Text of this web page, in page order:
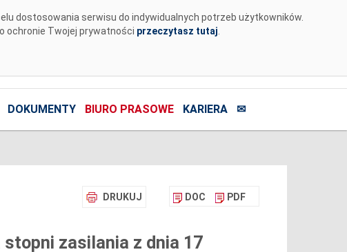
dostosowania serwisu do indywidualnych potrzeb użytkowników.
ochronie Twojej prywatności przeczytasz tutaj
DOKUMENTY BIURO PRASOWE KARIERA ✉
DRUKUJ DOC PDF
zasilania z dnia 17